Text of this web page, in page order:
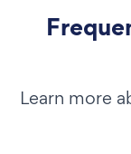
Learn more